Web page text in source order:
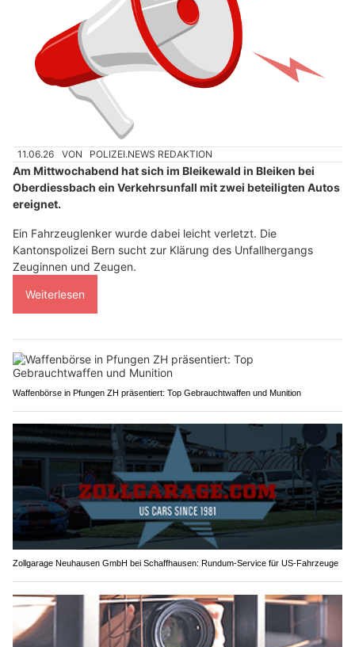
11.06.26 VON POLIZEI.NEWS REDAKTION
Am Mittwochabend hat sich im Bleikewald in Bleiken bei
Oberdiessbach ein Verkehrsunfall mit zwei beteiligten Autos
ereignet.
Ein Fahrzeuglenker wurde dabei leicht verletzt. Die
Kantonspolizei Bern sucht zur Klärung des Unfallhergangs
Zeuginnen und Zeugen.
Weiterlesen
Waffenbörse in Pfungen ZH präsentiert: Top Gebrauchtwaffen und Munition
Zollgarage Neuhausen GmbH bei Schaffhausen: Rundum-Service für US-Fahrzeuge